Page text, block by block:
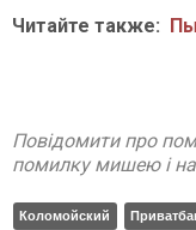
Читайте также:
Повідомити про
помилку мишею і
Коломойский